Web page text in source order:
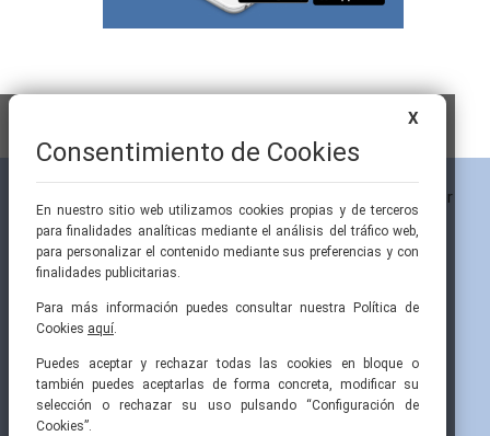
Pintor Ribera, 3
28016 Madrid
91 519 70 80
91 519 70 81
semi@fesemi.org
femi@fesemi.org
X
Consentimiento de Cookies
En nuestro sitio web utilizamos cookies propias y de terceros
para finalidades analíticas mediante el análisis del tráfico web,
para personalizar el contenido mediante sus preferencias y con
finalidades publicitarias.
Para más información puedes consultar nuestra Política de
Cookies aquí.
Puedes aceptar y rechazar todas las cookies en bloque o
también puedes aceptarlas de forma concreta, modificar su
selección o rechazar su uso pulsando “Configuración de
Cookies”.